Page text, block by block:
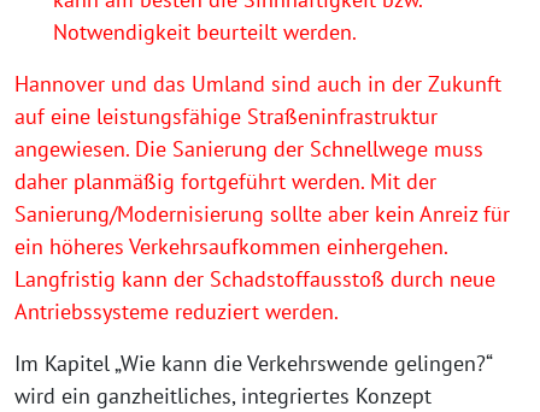
Notwendigkeit beurteilt werden.
Hannover und das Umland sind auch in der Zukunft
auf eine leistungsfähige Straßeninfrastruktur
angewiesen. Die Sanierung der Schnellwege muss
daher planmäßig fortgeführt werden. Mit der
Sanierung/Modernisierung sollte aber kein Anreiz für
ein höheres Verkehrsaufkommen einhergehen.
Langfristig kann der Schadstoffausstoß durch neue
Antriebssysteme reduziert werden.
Im Kapitel „Wie kann die Verkehrswende gelingen?“
wird ein ganzheitliches, integriertes Konzept